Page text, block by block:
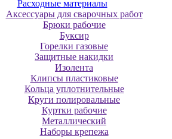
Расходные материалы
Аксессуары для сварочных работ
Брюки рабочие
Буксир
Горелки газовые
Защитные накидки
Изолента
Клипсы пластиковые
Кольца уплотнительные
Круги полировальные
Куртки рабочие
Металлический
Наборы крепежа